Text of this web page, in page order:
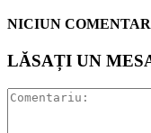
NICIUN
LĂSAȚI UN